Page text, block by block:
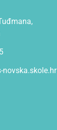
novska.skole.hr